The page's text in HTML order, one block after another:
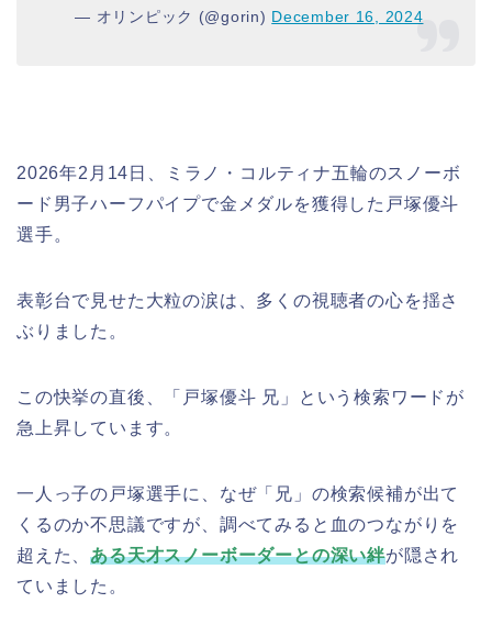
— オリンピック (@gorin) December 16, 2024
2026年2月14日、ミラノ・コルティナ五輪のスノーボ
ード男子ハーフパイプで金メダルを獲得した戸塚優斗
選手。
表彰台で見せた大粒の涙は、多くの視聴者の心を揺さ
ぶりました。
この快挙の直後、「戸塚優斗 兄」という検索ワードが
急上昇しています。
一人っ子の戸塚選手に、なぜ「兄」の検索候補が出て
くるのか不思議ですが、調べてみると血のつながりを
超えた、ある天才スノーボーダーとの深い絆が隠され
ていました。